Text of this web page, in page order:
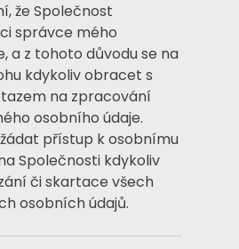
že Společnost
správce mého
a z tohoto důvodu se na
kdykoliv obracet s
na zpracování
osobního údaje.
přístup k osobnímu
Společnosti kdykoliv
či skartace všech
osobních údajů.